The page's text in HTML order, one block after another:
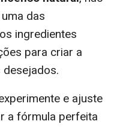
das
ingredientes
para criar a
e ajuste
a fórmula perfeita